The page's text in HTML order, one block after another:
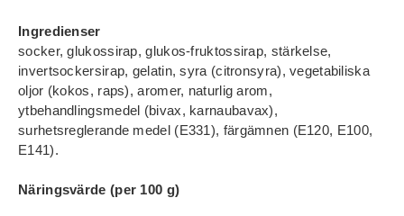
Ingredienser
socker, glukossirap, glukos-fruktossirap, stärkelse,
invertsockersirap, gelatin, syra (citronsyra), vegetabiliska
oljor (kokos, raps), aromer, naturlig arom,
ytbehandlingsmedel (bivax, karnaubavax),
surhetsreglerande medel (E331), färgämnen (E120, E100,
E141).
Näringsvärde (per 100 g)